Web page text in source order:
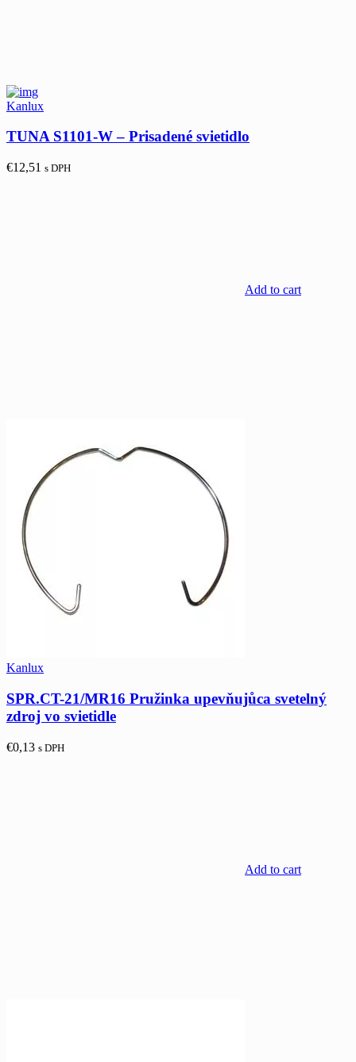
Kanlux
TUNA S1101-W – Prisadené svietidlo
€12,51 s DPH
Add to cart
Kanlux
SPR.CT-21/MR16 Pružinka upevňujůca svetelný
zdroj vo svietidle
€0,13 s DPH
Add to cart